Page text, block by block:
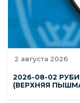
2 августа 2026
2026-08-02
(ВЕРХНЯЯ